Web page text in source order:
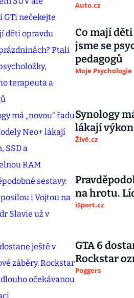
Auto.cz
Co mají
jsme se
pedagogů
Moje Psychologie
Synology
lákají
Živě.cz
na hrotu.
iSport.cz
GTA 6
Rockstar
Poggers